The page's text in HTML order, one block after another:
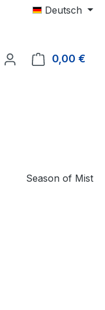
Deutsch
0,00 €
Season of Mist